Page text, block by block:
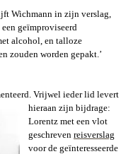
Wichmann in zijn verslag,
geïmproviseerd
alcohol, en talloze
zouden worden gepakt.’
Vrijwel ieder lid levert
hieraan zijn bijdrage:
Lorentz met een vlot
geschreven reisverslag
voor de geïnteresseerde